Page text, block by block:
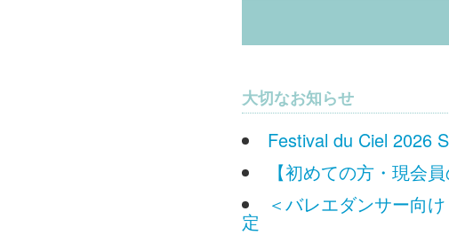
大切なお知らせ
Festival du Ciel 2026
【初めての方・現会
＜バレエダンサー向
定